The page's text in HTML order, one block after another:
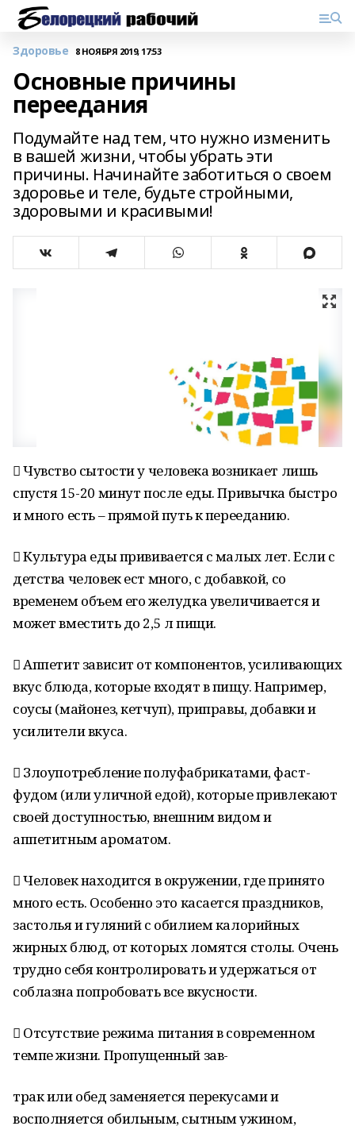
Здоровье 8 НОЯБРЯ 2019, 17:53
Основные причины
переедания
Подумайте над тем, что нужно изменить
в вашей жизни, чтобы убрать эти
причины. Начинайте заботиться о своем
здоровье и теле, будьте стройными,
здоровыми и красивыми!
 Чувство сытости у человека возникает лишь
спустя 15-20 минут после еды. Привычка быстро
и много есть – прямой путь к перееданию.
 Культура еды прививается с малых лет. Если с
детства человек ест много, с добавкой, со
временем объем его желудка увеличивается и
может вместить до 2,5 л пищи.
 Аппетит зависит от компонентов, усиливающих
вкус блюда, которые входят в пищу. Например,
соусы (майонез, кетчуп), приправы, добавки и
усилители вкуса.
 Злоупотребление полуфабрикатами, фаст-
фудом (или уличной едой), которые привлекают
своей доступностью, внешним видом и
аппетитным ароматом.
 Человек находится в окружении, где принято
много есть. Особенно это касается праздников,
застолья и гуляний с обилием калорийных
жирных блюд, от которых ломятся столы. Очень
трудно себя контролировать и удержаться от
соблазна попробовать все вкусности.
 Отсутствие режима питания в современном
темпе жизни. Пропущенный зав-
трак или обед заменяется перекусами и
восполняется обильным, сытным ужином,